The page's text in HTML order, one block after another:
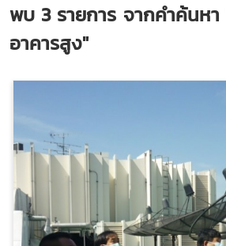
พบ 3 รายการ จากคำค้นหา
อาคารสูง"